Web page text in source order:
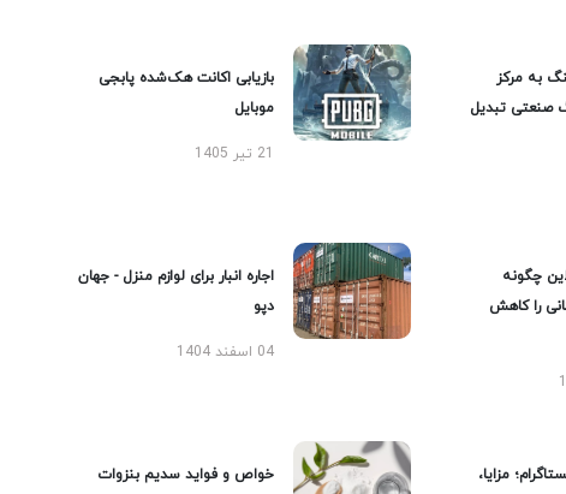
به مرکز
صنعتی تبدیل
بازیابی اکانت هک‌شده پابجی
موبایل
21 تیر 1405
چگونه
را کاهش
اجاره انبار برای لوازم منزل - جهان
دپو
04 اسفند 1404
مزایا،
خواص و فواید سدیم بنزوات